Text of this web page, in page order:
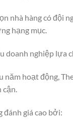
nhà hàng có đội
hạng mục.
doanh nghiệp lựa
năm hoạt động,
cận.
đánh giá cao bởi: